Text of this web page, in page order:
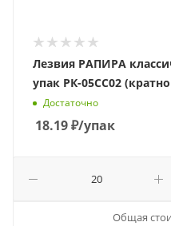
Лезвия РАПИРА
упак РК-05СС02
Достаточно
18.19₽/упак
Общая